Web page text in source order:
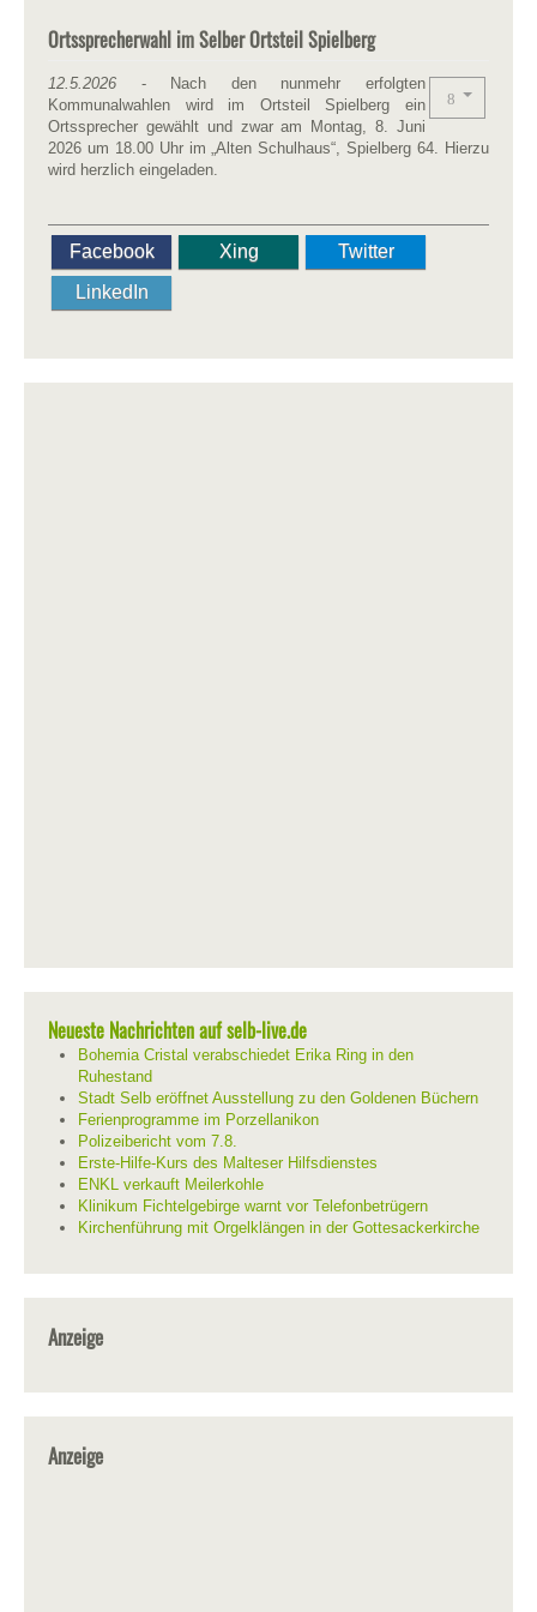
Ortssprecherwahl im Selber Ortsteil Spielberg
12.5.2026 - Nach den nunmehr erfolgten
Kommunalwahlen wird im Ortsteil Spielberg ein
Ortssprecher gewählt und zwar am Montag, 8. Juni
2026 um 18.00 Uhr im „Alten Schulhaus“, Spielberg 64. Hierzu
wird herzlich eingeladen.
Facebook Xing
Twitter
LinkedIn
Neueste Nachrichten auf selb-live.de
Bohemia Cristal verabschiedet Erika Ring in den
Ruhestand
Stadt Selb eröffnet Ausstellung zu den Goldenen Büchern
Ferienprogramme im Porzellanikon
Polizeibericht vom 7.8.
Erste-Hilfe-Kurs des Malteser Hilfsdienstes
ENKL verkauft Meilerkohle
Klinikum Fichtelgebirge warnt vor Telefonbetrügern
Kirchenführung mit Orgelklängen in der Gottesackerkirche
Anzeige
Anzeige